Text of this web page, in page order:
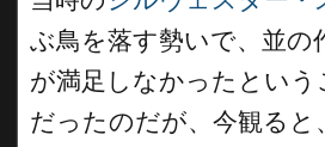
ぶ鳥を落す勢いで、並の
が満足しなかったとい
だったのだが、今観ると